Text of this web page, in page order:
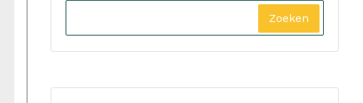
Zoeken